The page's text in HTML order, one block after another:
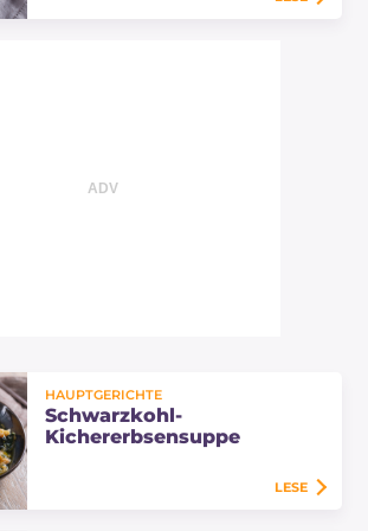
HAUPTGERICHTE
Schwarzkohl-
Kichererbsensuppe
LESE